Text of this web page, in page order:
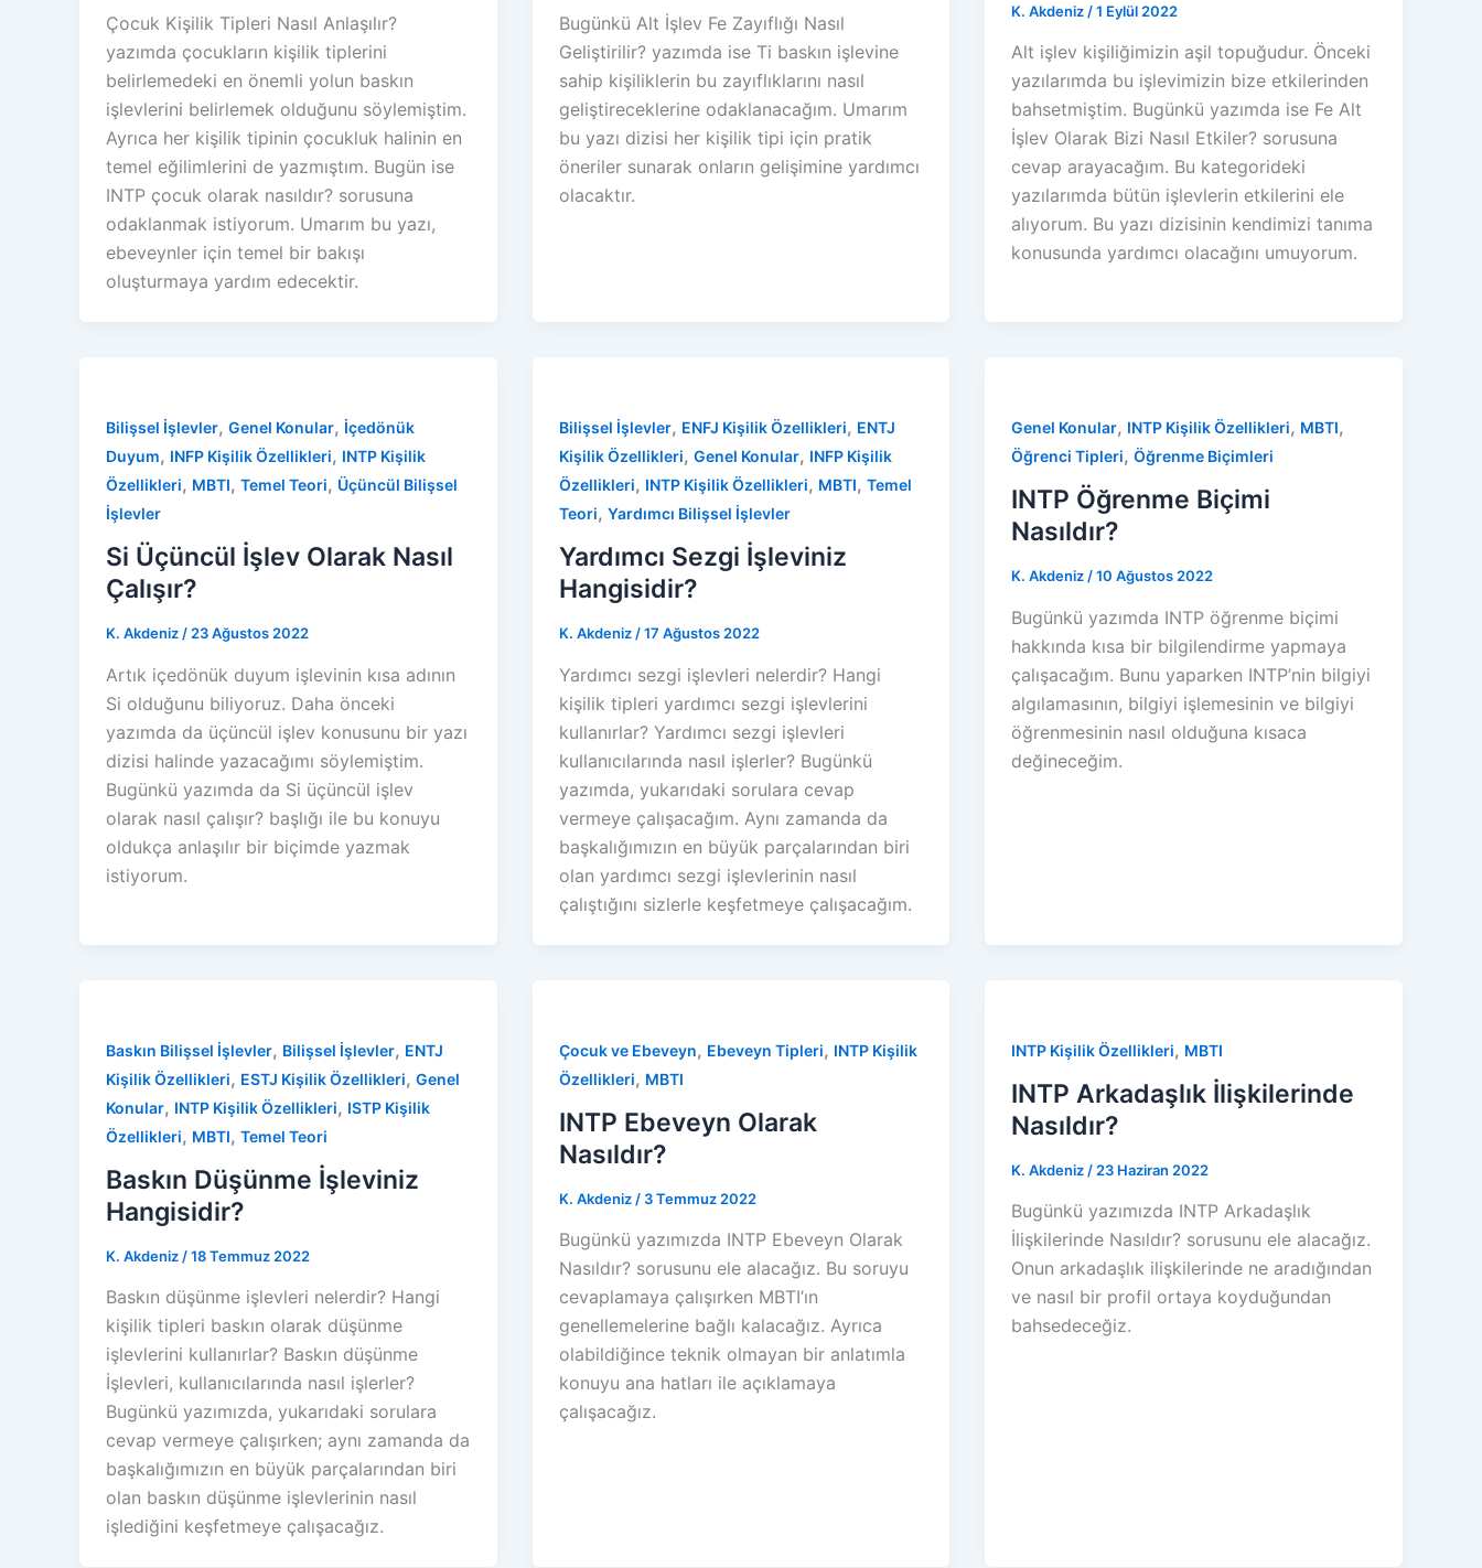
Çocuk Kişilik Tipleri Nasıl Anlaşılır?
yazımda çocukların kişilik tiplerini
belirlemedeki en önemli yolun baskın
işlevlerini belirlemek olduğunu söylemiştim.
Ayrıca her kişilik tipinin çocukluk halinin en
temel eğilimlerini de yazmıştım. Bugün ise
INTP çocuk olarak nasıldır? sorusuna
odaklanmak istiyorum. Umarım bu yazı,
ebeveynler için temel bir bakışı
oluşturmaya yardım edecektir.
Bugünkü Alt İşlev Fe Zayıflığı Nasıl
Geliştirilir? yazımda ise Ti baskın işlevine
sahip kişiliklerin bu zayıflıklarını nasıl
geliştireceklerine odaklanacağım. Umarım
bu yazı dizisi her kişilik tipi için pratik
öneriler sunarak onların gelişimine yardımcı
olacaktır.
K. Akdeniz /1 Eylül 2022
Alt işlev kişiliğimizin aşil topuğudur. Önceki
yazılarımda bu işlevimizin bize etkilerinden
bahsetmiştim. Bugünkü yazımda ise Fe Alt
İşlev Olarak Bizi Nasıl Etkiler? sorusuna
cevap arayacağım. Bu kategorideki
yazılarımda bütün işlevlerin etkilerini ele
alıyorum. Bu yazı dizisinin kendimizi tanıma
konusunda yardımcı olacağını umuyorum.
Bilişsel İşlevler, Genel Konular, İçedönük
Duyum, INFP Kişilik Özellikleri, INTP Kişilik
Özellikleri, MBTI, Temel Teori, Üçüncül Bilişsel
İşlevler
Si Üçüncül İşlev Olarak Nasıl
Çalışır?
K. Akdeniz/23 Ağustos 2022
Artık içedönük duyum işlevinin kısa adının
Si olduğunu biliyoruz. Daha önceki
yazımda da üçüncül işlev konusunu bir yazı
dizisi halinde yazacağımı söylemiştim.
Bugünkü yazımda da Si üçüncül işlev
olarak nasıl çalışır? başlığı ile bu konuyu
oldukça anlaşılır bir biçimde yazmak
istiyorum.
Bilişsel İşlevler, ENFJ Kişilik Özellikleri, ENTJ
Kişilik Özellikleri, Genel Konular, INFP Kişilik
Özellikleri, INTP Kişilik Özellikleri, MBTI, Temel
Teori, Yardımcı Bilişsel İşlevler
Yardımcı Sezgi İşleviniz
Hangisidir?
K. Akdeniz/17 Ağustos 2022
Yardımcı sezgi işlevleri nelerdir? Hangi
kişilik tipleri yardımcı sezgi işlevlerini
kullanırlar? Yardımcı sezgi işlevleri
kullanıcılarında nasıl işlerler? Bugünkü
yazımda, yukarıdaki sorulara cevap
vermeye çalışacağım. Aynı zamanda da
başkalığımızın en büyük parçalarından biri
olan yardımcı sezgi işlevlerinin nasıl
çalıştığını sizlerle keşfetmeye çalışacağım.
Genel Konular, INTP Kişilik Özellikleri, MBTI,
Öğrenci Tipleri,Öğrenme Biçimleri
INTP Öğrenme Biçimi
Nasıldır?
K. Akdeniz/10 Ağustos 2022
Bugünkü yazımda INTP öğrenme biçimi
hakkında kısa bir bilgilendirme yapmaya
çalışacağım. Bunu yaparken INTP’nin bilgiyi
algılamasının, bilgiyi işlemesinin ve bilgiyi
öğrenmesinin nasıl olduğuna kısaca
değineceğim.
Baskın Bilişsel İşlevler, Bilişsel İşlevler, ENTJ
Kişilik Özellikleri, ESTJ Kişilik Özellikleri, Genel
Konular, INTP Kişilik Özellikleri, ISTP Kişilik
Özellikleri, MBTI, Temel Teori
Baskın Düşünme İşleviniz
Hangisidir?
K. Akdeniz /18 Temmuz 2022
Baskın düşünme işlevleri nelerdir? Hangi
kişilik tipleri baskın olarak düşünme
işlevlerini kullanırlar? Baskın düşünme
İşlevleri, kullanıcılarında nasıl işlerler?
Bugünkü yazımızda, yukarıdaki sorulara
cevap vermeye çalışırken; aynı zamanda da
başkalığımızın en büyük parçalarından biri
olan baskın düşünme işlevlerinin nasıl
işlediğini keşfetmeye çalışacağız.
Çocuk ve Ebeveyn, Ebeveyn Tipleri, INTP Kişilik
Özellikleri, MBTI
INTP Ebeveyn Olarak
Nasıldır?
K. Akdeniz / 3 Temmuz 2022
Bugünkü yazımızda INTP Ebeveyn Olarak
Nasıldır? sorusunu ele alacağız. Bu soruyu
cevaplamaya çalışırken MBTI’ın
genellemelerine bağlı kalacağız. Ayrıca
olabildiğince teknik olmayan bir anlatımla
konuyu ana hatları ile açıklamaya
çalışacağız.
INTP Kişilik Özellikleri, MBTI
INTP Arkadaşlık İlişkilerinde
Nasıldır?
K. Akdeniz / 23 Haziran 2022
Bugünkü yazımızda INTP Arkadaşlık
İlişkilerinde Nasıldır? sorusunu ele alacağız.
Onun arkadaşlık ilişkilerinde ne aradığından
ve nasıl bir profil ortaya koyduğundan
bahsedeceğiz.